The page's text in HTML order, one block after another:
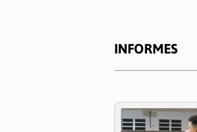
INFORMES